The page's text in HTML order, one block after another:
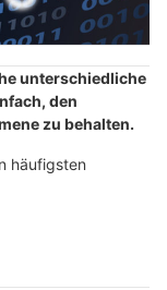
unterschiedliche
den
zu behalten.
häufigsten